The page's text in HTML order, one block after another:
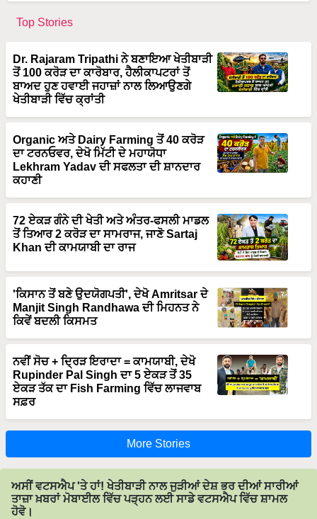
Top Stories
Dr. Rajaram Tripathi ਨੇ ਬਣਾਇਆ ਖੇਤੀਬਾੜੀ
ਤੋਂ 100 ਕਰੋੜ ਦਾ ਕਾਰੋਬਾਰ, ਹੈਲੀਕਾਪਟਰਾਂ ਤੋਂ
ਬਾਅਦ ਹੁਣ ਹਵਾਈ ਜਹਾਜ਼ਾਂ ਨਾਲ ਲਿਆਉਣਗੇ
ਖੇਤੀਬਾੜੀ ਵਿੱਚ ਕ੍ਰਾਂਤੀ
Organic ਅਤੇ Dairy Farming ਤੋਂ 40 ਕਰੋੜ
ਦਾ ਟਰਨਓਵਰ, ਦੇਖੋ ਮਿੱਟੀ ਦੇ ਮਹਾਯੋਧਾ
Lekhram Yadav ਦੀ ਸਫਲਤਾ ਦੀ ਸ਼ਾਨਦਾਰ
ਕਹਾਣੀ
72 ਏਕੜ ਗੰਨੇ ਦੀ ਖੇਤੀ ਅਤੇ ਅੰਤਰ-ਫਸਲੀ ਮਾਡਲ
ਤੋਂ ਤਿਆਰ 2 ਕਰੋੜ ਦਾ ਸਾਮਰਾਜ, ਜਾਣੋ Sartaj
Khan ਦੀ ਕਾਮਯਾਬੀ ਦਾ ਰਾਜ
'ਕਿਸਾਨ ਤੋਂ ਬਣੇ ਉਦਯੋਗਪਤੀ', ਦੇਖੋ Amritsar ਦੇ
Manjit Singh Randhawa ਦੀ ਮਿਹਨਤ ਨੇ
ਕਿਵੇਂ ਬਦਲੀ ਕਿਸਮਤ
ਨਵੀਂ ਸੋਚ + ਦ੍ਰਿੜ ਇਰਾਦਾ = ਕਾਮਯਾਬੀ, ਦੇਖੋ
Rupinder Pal Singh ਦਾ 5 ਏਕੜ ਤੋਂ 35
ਏਕੜ ਤੱਕ ਦਾ Fish Farming ਵਿੱਚ ਲਾਜਵਾਬ
ਸਫ਼ਰ
More Stories
ਅਸੀਂ ਵਟਸਐਪ 'ਤੇ ਹਾਂ! ਖੇਤੀਬਾੜੀ ਨਾਲ ਜੁੜੀਆਂ ਦੇਸ਼ ਭਰ ਦੀਆਂ ਸਾਰੀਆਂ
ਤਾਜ਼ਾ ਖ਼ਬਰਾਂ ਮੋਬਾਈਲ ਵਿੱਚ ਪੜ੍ਹਨ ਲਈ ਸਾਡੇ ਵਟਸਐਪ ਵਿੱਚ ਸ਼ਾਮਲ
ਹੋਵੋ।